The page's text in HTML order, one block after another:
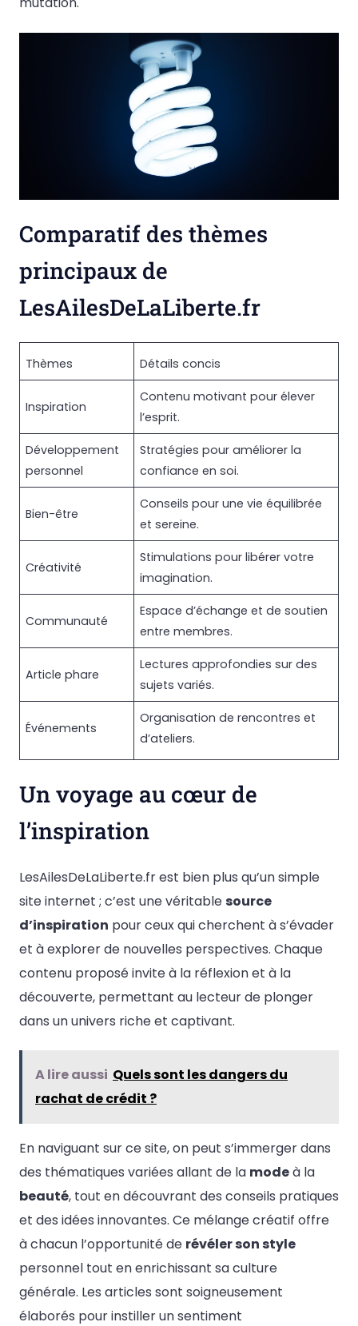
Comparatif des thèmes
principaux de
LesAilesDeLaLiberte.fr
Thèmes Détails concis
Inspiration
Contenu motivant pour élever
l’esprit.
Développement
personnel
Stratégies pour améliorer la
confiance en soi.
Bien-être
Conseils pour une vie équilibrée
et sereine.
Créativité
Stimulations pour libérer votre
imagination.
Communauté
Espace d’échange et de soutien
entre membres.
Article phare
Lectures approfondies sur des
sujets variés.
Événements
Organisation de rencontres et
d’ateliers.
Un voyage au cœur de
l’inspiration
LesAilesDeLaLiberte.fr est bien plus qu’un simple
site internet ; c’est une véritable source
d’inspiration pour ceux qui cherchent à s’évader
et à explorer de nouvelles perspectives. Chaque
contenu proposé invite à la réflexion et à la
découverte, permettant au lecteur de plonger
dans un univers riche et captivant.
A lire aussi Quels sont les dangers du
rachat de crédit ?
En naviguant sur ce site, on peut s’immerger dans
des thématiques variées allant de la modeà la
beauté, tout en découvrant des conseils pratiques
et des idées innovantes. Ce mélange créatif offre
à chacun l’opportunité de révéler son style
personnel tout en enrichissant sa culture
générale. Les articles sont soigneusement
élaborés pour instiller un sentiment